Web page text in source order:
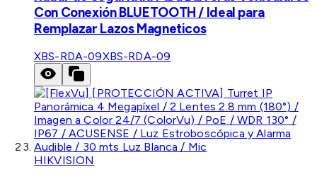
Con Conexión BLUETOOTH / Ideal para
Remplazar Lazos Magneticos
XBS-RDA-09XBS-RDA-09
HIKVISION